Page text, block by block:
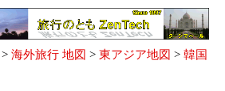
> 海外旅行 地図 > 東アジア地図 > 韓国